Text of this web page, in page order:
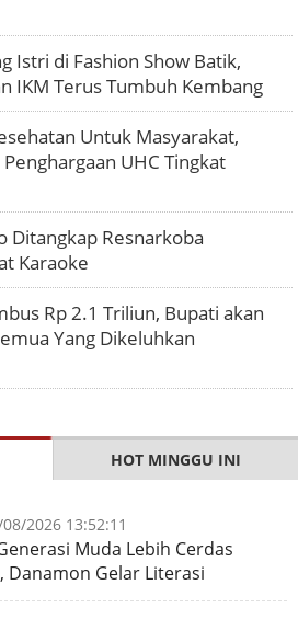
Istri di Fashion Show Batik,
IKM Terus Tumbuh Kembang
Untuk Masyarakat,
UHC Tingkat
Ditangkap Resnarkoba
Karaoke
Rp 2.1 Triliun, Bupati akan
Yang Dikeluhkan
HOT MINGGU INI
2026 13:52:11
Muda Lebih Cerdas
Danamon Gelar Literasi
dan Revitalisasi